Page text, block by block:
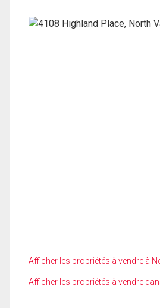
Afficher les propriétés à vendre à
Afficher les propriétés à vendre